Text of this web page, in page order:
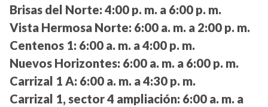
Brisas del Norte: 4:00 p. m. a 6:00 p. m.
Vista Hermosa Norte: 6:00 a. m. a 2:00 p. m.
Centenos 1: 6:00 a. m. a 4:00 p. m.
Nuevos Horizontes: 6:00 a. m. a 6:00 p. m.
Carrizal 1 A: 6:00 a. m. a 4:30 p. m.
Carrizal 1, sector 4 ampliación: 6:00 a. m. a